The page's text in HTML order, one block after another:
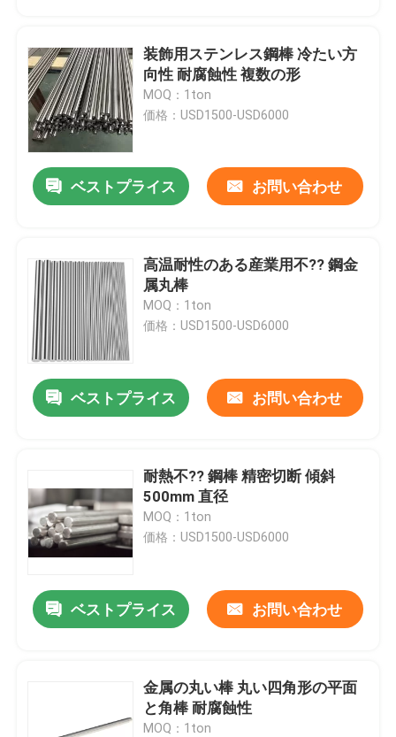
装飾用ステンレス鋼棒 冷たい方
向性 耐腐蝕性 複数の形
MOQ：1ton
価格：USD1500-USD6000
ベストプライス お問い合わせ
高温耐性のある産業用不?? 鋼金
属丸棒
MOQ：1ton
価格：USD1500-USD6000
ベストプライス お問い合わせ
耐熱不?? 鋼棒 精密切断 傾斜
500mm 直径
MOQ：1ton
価格：USD1500-USD6000
ベストプライス お問い合わせ
金属の丸い棒 丸い四角形の平面
と角棒 耐腐蝕性
MOQ：1ton